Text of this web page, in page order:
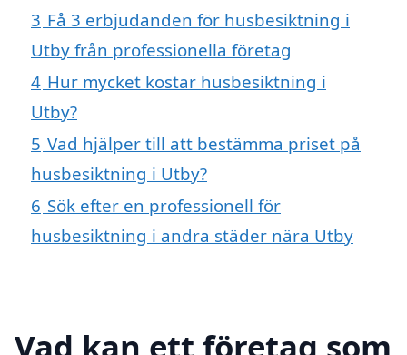
3 Få 3 erbjudanden för husbesiktning i
Utby från professionella företag
4 Hur mycket kostar husbesiktning i
Utby?
5 Vad hjälper till att bestämma priset på
husbesiktning i Utby?
6 Sök efter en professionell för
husbesiktning i andra städer nära Utby
Vad kan ett företag som